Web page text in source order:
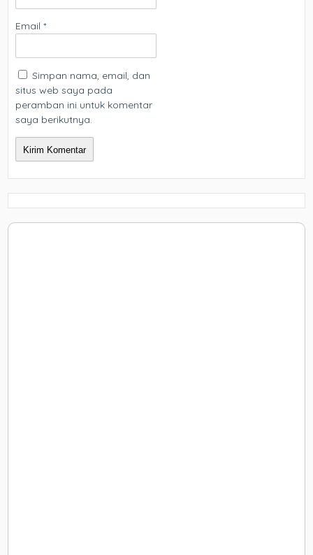
Email*
Simpan nama, email, dan
situs web saya pada
peramban ini untuk komentar
saya berikutnya.